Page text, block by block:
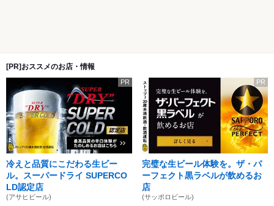
[PR]おススメのお店・情報
PR
冷えと品質にこだわる生ビー
ル。スーパードライ SUPERCO
LD認定店
(アサヒビール)
PR
完璧な生ビール体験を。ザ・パ
ーフェクト黒ラベルが飲めるお
店
(サッポロビール)